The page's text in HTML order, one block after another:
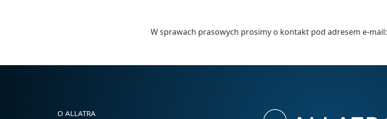
W sprawach prasowych prosimy o kontakt pod adresem e-mail:
O ALLATRA